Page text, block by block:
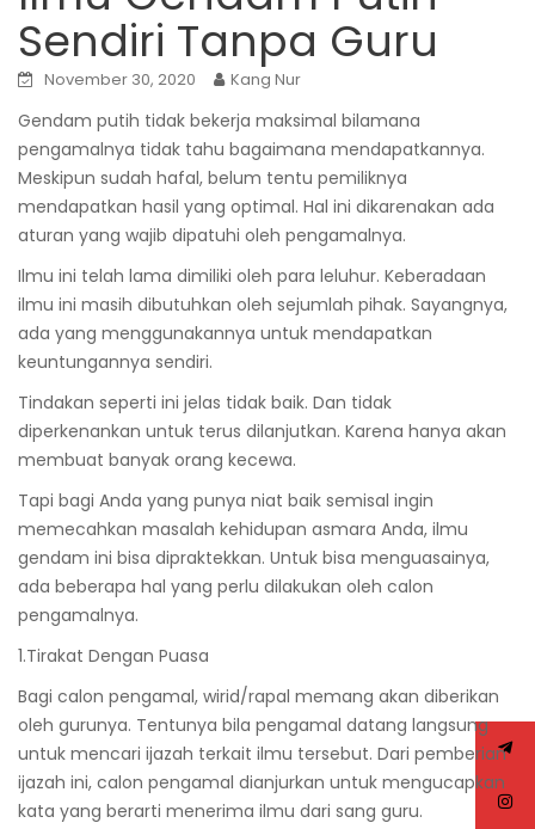
Sendiri Tanpa Guru
November 30, 2020 Kang Nur
Gendam putih tidak bekerja maksimal bilamana
pengamalnya tidak tahu bagaimana mendapatkannya.
Meskipun sudah hafal, belum tentu pemiliknya
mendapatkan hasil yang optimal. Hal ini dikarenakan ada
aturan yang wajib dipatuhi oleh pengamalnya.
Ilmu ini telah lama dimiliki oleh para leluhur. Keberadaan
ilmu ini masih dibutuhkan oleh sejumlah pihak. Sayangnya,
ada yang menggunakannya untuk mendapatkan
keuntungannya sendiri.
Tindakan seperti ini jelas tidak baik. Dan tidak
diperkenankan untuk terus dilanjutkan. Karena hanya akan
membuat banyak orang kecewa.
Tapi bagi Anda yang punya niat baik semisal ingin
memecahkan masalah kehidupan asmara Anda, ilmu
gendam ini bisa dipraktekkan. Untuk bisa menguasainya,
ada beberapa hal yang perlu dilakukan oleh calon
pengamalnya.
1.Tirakat Dengan Puasa
Bagi calon pengamal, wirid/rapal memang akan diberikan
oleh gurunya. Tentunya bila pengamal datang langsung
untuk mencari ijazah terkait ilmu tersebut. Dari pemberian
ijazah ini, calon pengamal dianjurkan untuk mengucapkan
kata yang berarti menerima ilmu dari sang guru.